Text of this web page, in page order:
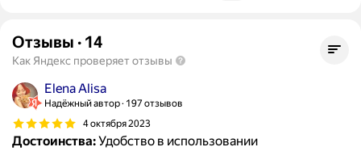
Отзывы · 14
Как Яндекс проверяет отзывы
Elena Alisa
Надёжный автор 197 отзывов
4 октября 2023
Достоинства:Удобство в использовании